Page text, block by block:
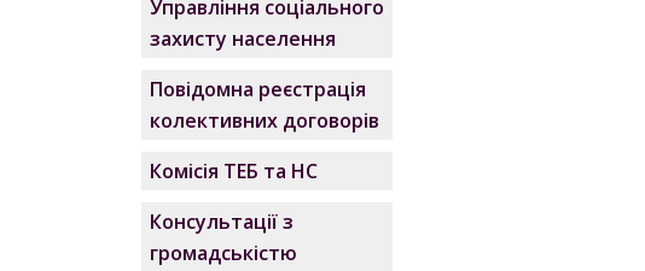
Управління соціального
захисту населення
Повідомна реєстрація
колективних договорів
Комісія ТЕБ та НС
Консультації з
громадськістю